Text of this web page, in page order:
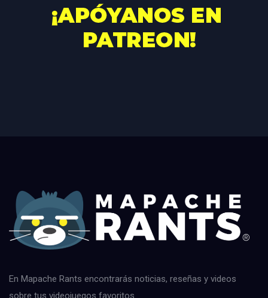
En Mapache Rants encontrarás noticias, reseñas y videos
sobre tus videojuegos favoritos.